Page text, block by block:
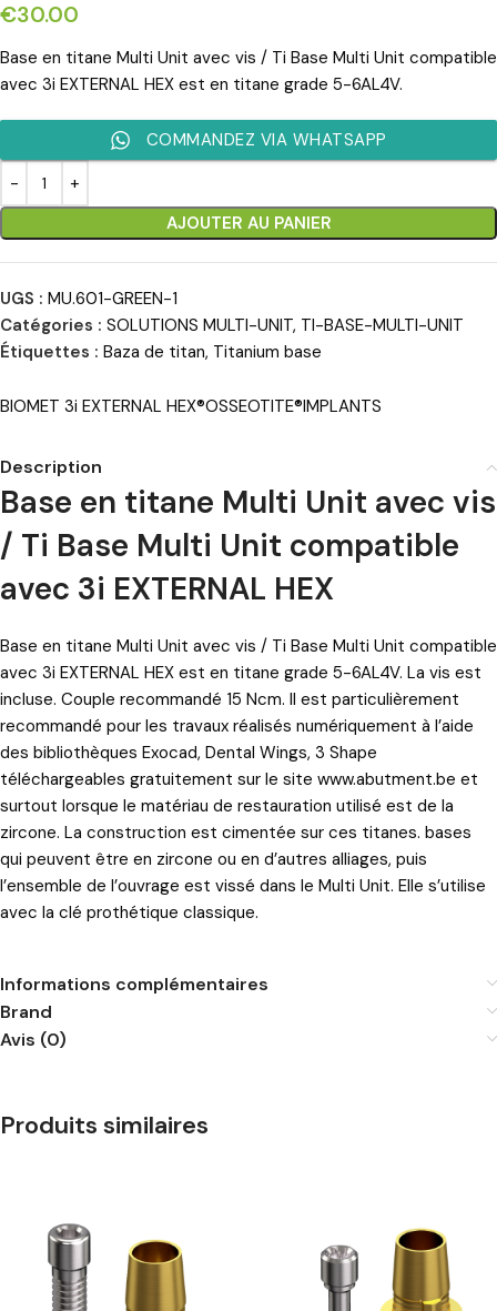
€30.00
Base en titane Multi Unit avec vis / Ti Base Multi Unit compatible
avec 3i EXTERNAL HEX est en titane grade 5-6AL4V.
AJOUTER AU PANIER
COMMANDEZ VIA WHATSAPP
UGS : MU.601-GREEN-1
Catégories : SOLUTIONS MULTI-UNIT, TI-BASE-MULTI-UNIT
Étiquettes : Baza de titan, Titanium base
BIOMET 3i EXTERNAL HEX®OSSEOTITE®IMPLANTS
Description
Base en titane Multi Unit avec vis
/ Ti Base Multi Unit compatible
avec 3i EXTERNAL HEX
Base en titane Multi Unit avec vis / Ti Base Multi Unit compatible
avec 3i EXTERNAL HEX est en titane grade 5-6AL4V. La vis est
incluse. Couple recommandé 15 Ncm. Il est particulièrement
recommandé pour les travaux réalisés numériquement à l’aide
des bibliothèques Exocad, Dental Wings, 3 Shape
téléchargeables gratuitement sur le site www.abutment.be et
surtout lorsque le matériau de restauration utilisé est de la
zircone. La construction est cimentée sur ces titanes. bases
qui peuvent être en zircone ou en d’autres alliages, puis
l’ensemble de l’ouvrage est vissé dans le Multi Unit. Elle s’utilise
avec la clé prothétique classique.
Informations complémentaires
Brand
Avis (0)
Produits similaires